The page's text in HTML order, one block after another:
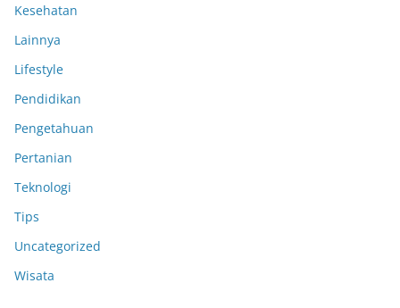
Kesehatan
Lainnya
Lifestyle
Pendidikan
Pengetahuan
Pertanian
Teknologi
Tips
Uncategorized
Wisata